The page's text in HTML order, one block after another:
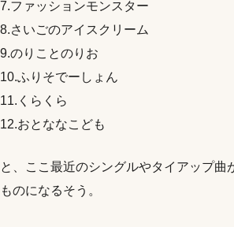
7.ファッションモンスター
8.さいごのアイスクリーム
9.のりことのりお
10.ふりそでーしょん
11.くらくら
12.おとななこども
と、ここ最近のシングルやタイアップ曲
ものになるそう。